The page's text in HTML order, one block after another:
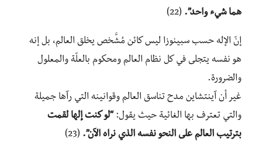
هما شيء واحد”. (22)
إنّ الإله حسب سبينوزا ليس كائن مُشَّخص يخلق العالم، بل إنه
هو نفسه يتجلى في كل نظام العالم ومحكوم بالعلّة والمعلول
والضرورة.
غير أن آينتشاين مدح تناسق العالم وقوانينه التي رآها جميلة
والتي تعترف بها الغائية حيث يقول: “لو كنت إلها لقمت
بترتيب العالم على النحو نفسه الذي نراه الآن”. (23)